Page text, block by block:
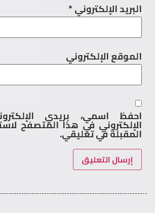
البريد الإلكتروني*
الموقع الإلكتروني
احفظ اسمي، بريدي
الإلكتروني في هذا المتصفح
المقبلة في تعليقي.